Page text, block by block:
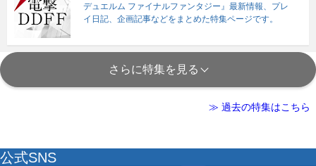
デュエルム ファイナルファンタジー』最新情報、プレ
イ日記、企画記事などをまとめた特集ページです。
さらに特集を見る
≫ 過去の特集はこちら
公式SNS